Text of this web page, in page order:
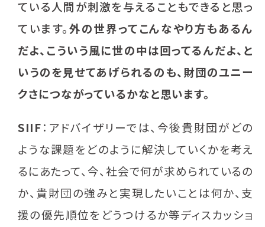
ている人間が刺激を与えることもできると思っ
ています。外の世界ってこんなやり方もあるん
だよ、こういう風に世の中は回ってるんだよ、と
いうのを見せてあげられるのも、財団のユニー
クさにつながっているかなと思います。
SIIF：アドバイザリーでは、今後貴財団がどの
ような課題をどのように解決していくかを考え
るにあたって、今、社会で何が求められているの
か、貴財団の強みと実現したいことは何か、支
援の優先順位をどうつけるか等ディスカッショ